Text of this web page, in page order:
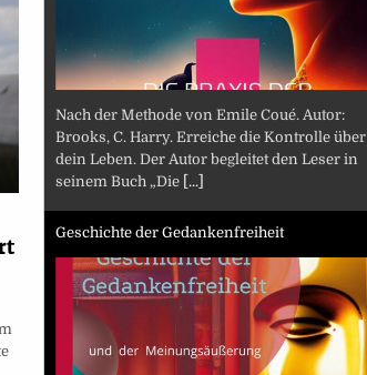
Nach der Methode von Emile Coué. Autor:
Brooks, C. Harry. Erreiche die Kontrolle über
dein Leben. Der Autor begleitet den Leser in
seinem Buch „Die [...]
Geschichte der Gedankenfreiheit